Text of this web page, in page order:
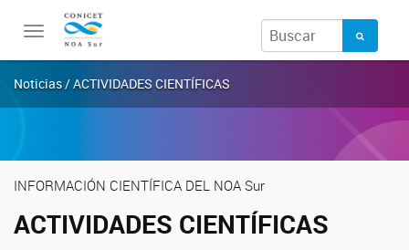
Toggle
navigation
Noticias / ACTIVIDADES CIENTÍFICAS
INFORMACIÓN CIENTÍFICA DEL NOA Sur
ACTIVIDADES CIENTÍFICAS